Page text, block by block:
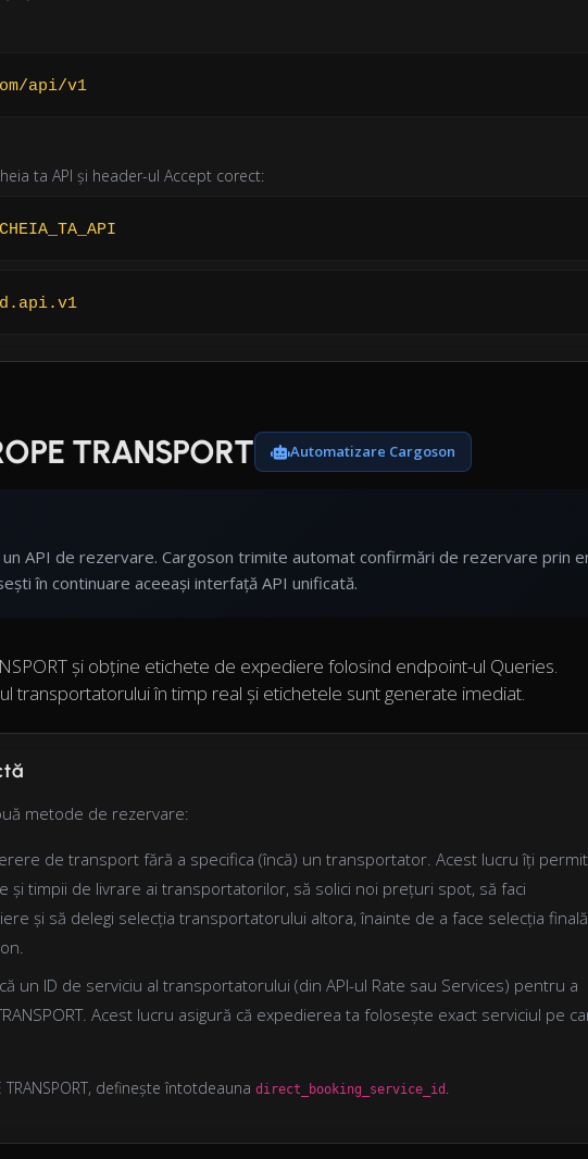
api/v1
ta API și header-ul Accept corect:
TRANSPORT Automatizare Cargoson
un API de rezervare. Cargoson trimite automat confirmări de rezervare prin
în continuare aceeași interfață API unificată.
și obține etichete de expediere folosind endpoint-ul Queries.
transportatorului în timp real și etichetele sunt generate imediat.
metode de rezervare:
de transport fără a specifica (încă) un transportator. Acest lucru îți
și timpii de livrare ai transportatorilor, să solici noi prețuri spot, să faci
și să delegi selecția transportatorului altora, înainte de a face selecția
un ID de serviciu al transportatorului (din API-ul Rate sau Services) pentru a
Acest lucru asigură că expedierea ta folosește exact serviciul pe
definește întotdeauna direct_booking_service_id .